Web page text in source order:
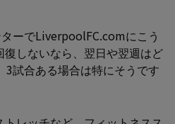
ーでLiverpoolFC.comにこう
しないなら、翌日や翌週はど
3試合ある場合は特にそうです